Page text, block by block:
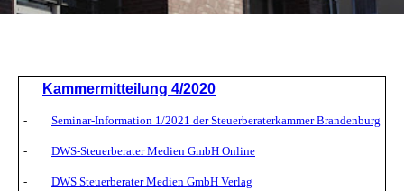
Kammermitteilung 4/2020
- Seminar-Information 1/2021 der Steuerberaterkammer Brandenburg
- DWS-Steuerberater Medien GmbH Online
- DWS Steuerberater Medien GmbH Verlag